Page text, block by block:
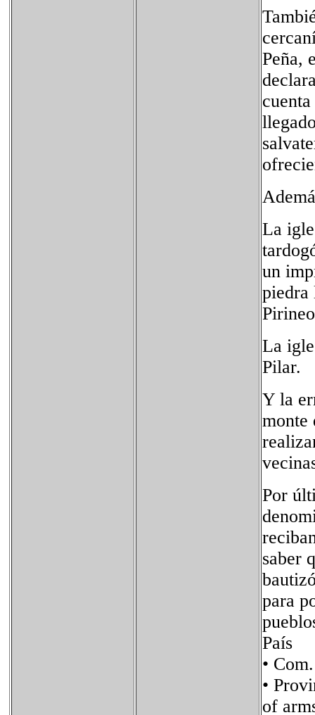
Peña,
La
un
piedra
La
Pilar.
Y la
monte
Por
saber
para
País
•
•
of